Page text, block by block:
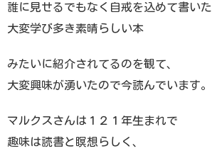
誰に見せるでもなく自戒を込めて書いた
大変学び多き素晴らしい本
みたいに紹介されてるのを観て、
大変興味が湧いたので今読んでいます。
マルクスさんは１２１年生まれで
趣味は読書と瞑想らしく、